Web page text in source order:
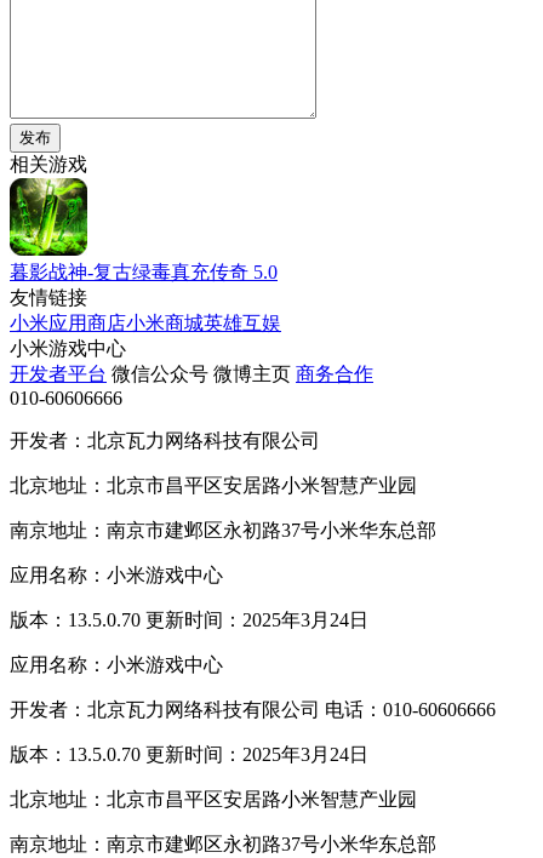
发布
相关游戏
暮影战神-复古绿毒真充传奇 5.0
友情链接
小米应用商店小米商城英雄互娱
小米游戏中心
开发者平台 微信公众号 微博主页 商务合作
010-60606666
开发者：北京瓦力网络科技有限公司
北京地址：北京市昌平区安居路小米智慧产业园
南京地址：南京市建邺区永初路37号小米华东总部
应用名称：小米游戏中心
版本：13.5.0.70 更新时间：2025年3月24日
应用名称：小米游戏中心
开发者：北京瓦力网络科技有限公司 电话：010-60606666
版本：13.5.0.70 更新时间：2025年3月24日
北京地址：北京市昌平区安居路小米智慧产业园
南京地址：南京市建邺区永初路37号小米华东总部